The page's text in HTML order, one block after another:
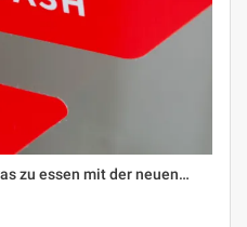
zu essen mit der neuen…